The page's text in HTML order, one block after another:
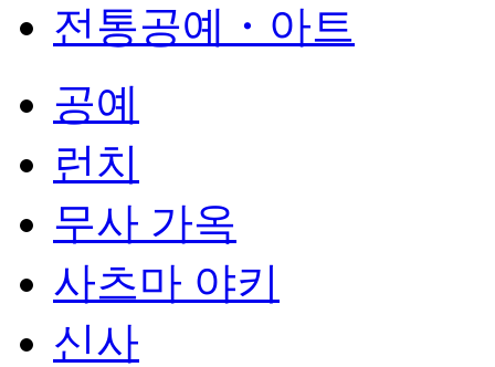
전통공예・아트
공예
런치
무사 가옥
사츠마 야키
신사